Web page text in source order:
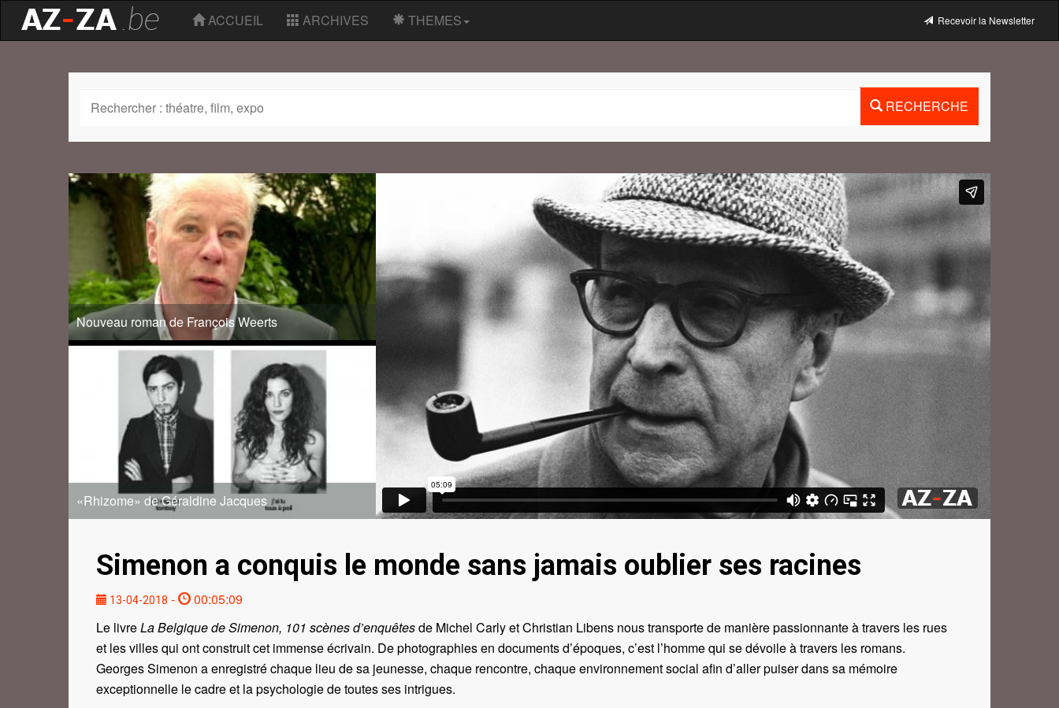
ACCUEIL ARCHIVES THEMES Recevoir la Newsletter
RECHERCHE
Nouveau roman de François Weerts
«Rhizome» de Géraldine Jacques
Simenon a conquis le monde sans jamais oublier ses racines
13-04-2018 -
00:05:09
Le livreLa Belgique de Simenon, 101 scènes d’enquêtesde Michel Carly et Christian Libens nous transporte de manière passionnante à travers les rues
et les villes qui ont construit cet immense écrivain. De photographies en documents d’époques, c’est l’homme qui se dévoile à travers les romans.
Georges Simenon a enregistré chaque lieu de sa jeunesse, chaque rencontre, chaque environnement social afin d’aller puiser dans sa mémoire
exceptionnelle le cadre et la psychologie de toutes ses intrigues.